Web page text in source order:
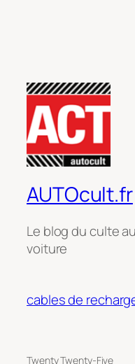
AUTOcult.fr
Le blog du culte
voiture
cables de
Twenty Twenty-Five